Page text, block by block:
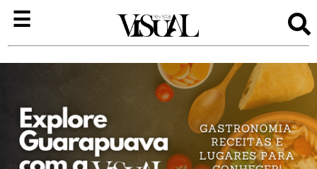
Visual
Entretenimento
Negócios
☰